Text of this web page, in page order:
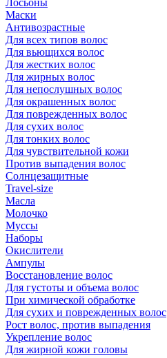
Лосьоны
Маски
Антивозрастные
Для всех типов волос
Для вьющихся волос
Для жестких волос
Для жирных волос
Для непослушных волос
Для окрашенных волос
Для поврежденных волос
Для сухих волос
Для тонких волос
Для чувствительной кожи
Против выпадения волос
Солнцезащитные
Travel-size
Масла
Молочко
Муссы
Наборы
Окислители
Ампулы
Восстановление волос
Для густоты и объема волос
При химической обработке
Для сухих и поврежденных волос
Рост волос, против выпадения
Укрепление волос
Для жирной кожи головы